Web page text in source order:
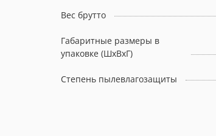
Вес брутто
Габаритные размеры в
упаковке (ШxВxГ)
Степень пылевлагозащиты